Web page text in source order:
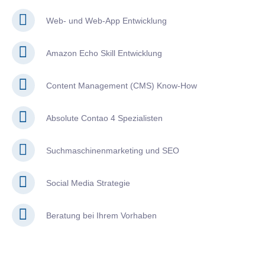
Web- und Web-App Entwicklung
Amazon Echo Skill Entwicklung
Content Management (CMS) Know-How
Absolute Contao 4 Spezialisten
Suchmaschinenmarketing und SEO
Social Media Strategie
Beratung bei Ihrem Vorhaben